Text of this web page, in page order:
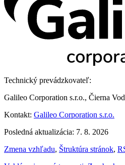
Technický prevádzkovateľ:
Galileo Corporation s.r.o., Čierna
Kontakt: Galileo Corporation s.r.o.
Posledná aktualizácia: 7. 8. 2026
Zmena vzhľadu, Štruktúra stránok,